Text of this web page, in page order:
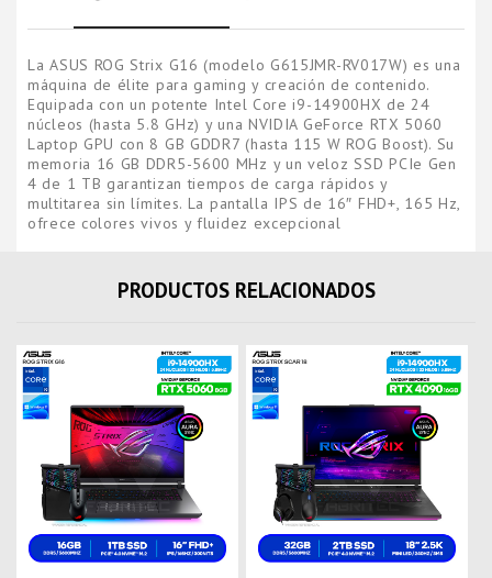
La ASUS ROG Strix G16 (modelo G615JMR-RV017W) es una
máquina de élite para gaming y creación de contenido.
Equipada con un potente Intel Core i9-14900HX de 24
núcleos (hasta 5.8 GHz) y una NVIDIA GeForce RTX 5060
Laptop GPU con 8 GB GDDR7 (hasta 115 W ROG Boost). Su
memoria 16 GB DDR5-5600 MHz y un veloz SSD PCIe Gen
4 de 1 TB garantizan tiempos de carga rápidos y
multitarea sin límites. La pantalla IPS de 16″ FHD+, 165 Hz,
ofrece colores vivos y fluidez excepcional
PRODUCTOS RELACIONADOS